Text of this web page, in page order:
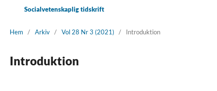
Socialvetenskaplig tidskrift
Hem / Arkiv / Vol 28 Nr 3 (2021) / Introduktion
Introduktion